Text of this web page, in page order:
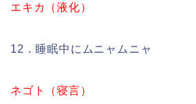
エキカ（液化）
12．睡眠中にムニャムニャ
ネゴト（寝言）